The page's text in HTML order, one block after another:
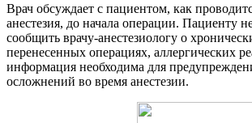
Врач обсуждает с пациентом, как
анестезия, до начала операции. Пациенту
сообщить врачу-анестезиологу о
перенесенных операциях, аллергических
информация необходима для
осложнений во время анестезии.